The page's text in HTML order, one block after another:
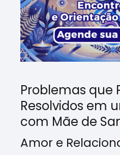
Problemas que
Resolvidos em
com Mãe de
Amor e